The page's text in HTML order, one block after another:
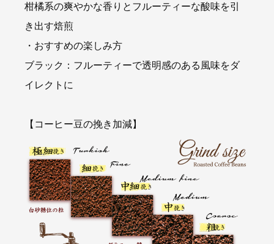
柑橘系の爽やかな香りとフルーティーな酸味を引
き出す焙煎
・おすすめの楽しみ方
ブラック：フルーティーで透明感のある風味をダ
イレクトに
【コーヒー豆の挽き加減】